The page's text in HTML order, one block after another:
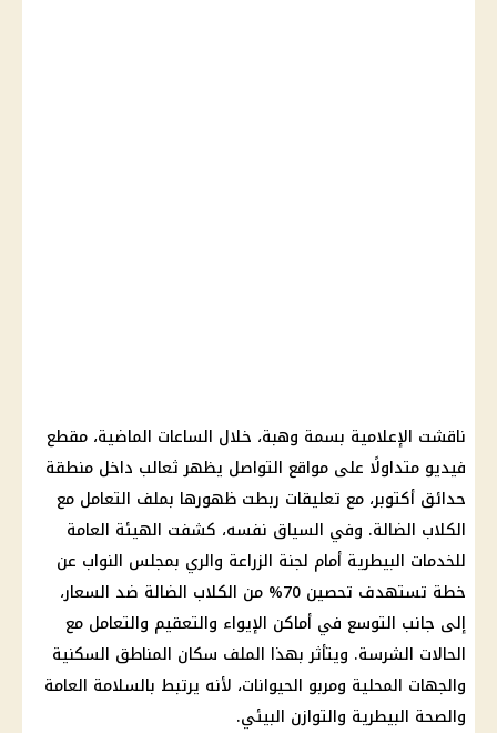
ناقشت الإعلامية بسمة وهبة، خلال الساعات الماضية، مقطع
فيديو متداولًا على مواقع التواصل يظهر ثعالب داخل منطقة
حدائق أكتوبر، مع تعليقات ربطت ظهورها بملف التعامل مع
الكلاب الضالة. وفي السياق نفسه، كشفت الهيئة العامة
للخدمات البيطرية أمام لجنة الزراعة والري بمجلس النواب عن
خطة تستهدف تحصين 70% من الكلاب الضالة ضد السعار،
إلى جانب التوسع في أماكن الإيواء والتعقيم والتعامل مع
الحالات الشرسة. ويتأثر بهذا الملف سكان المناطق السكنية
والجهات المحلية ومربو الحيوانات، لأنه يرتبط بالسلامة العامة
والصحة البيطرية والتوازن البيئي.